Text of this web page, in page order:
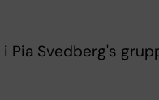
Pia Svedberg's